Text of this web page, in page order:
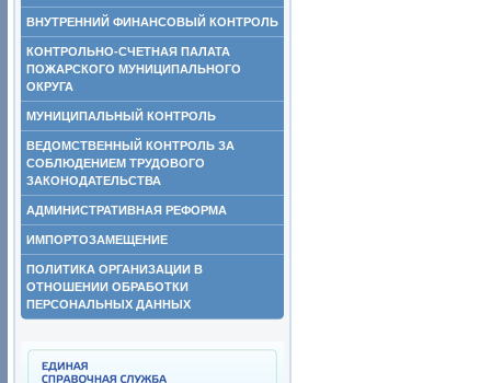
ВНУТРЕННИЙ ФИНАНСОВЫЙ КОНТРОЛЬ
КОНТРОЛЬНО-СЧЕТНАЯ ПАЛАТА
ПОЖАРСКОГО МУНИЦИПАЛЬНОГО
ОКРУГА
МУНИЦИПАЛЬНЫЙ КОНТРОЛЬ
ВЕДОМСТВЕННЫЙ КОНТРОЛЬ ЗА
СОБЛЮДЕНИЕМ ТРУДОВОГО
ЗАКОНОДАТЕЛЬСТВА
АДМИНИСТРАТИВНАЯ РЕФОРМА
ИМПОРТОЗАМЕЩЕНИЕ
ПОЛИТИКА ОРГАНИЗАЦИИ В
ОТНОШЕНИИ ОБРАБОТКИ
ПЕРСОНАЛЬНЫХ ДАННЫХ